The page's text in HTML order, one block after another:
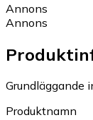
Annons
Annons
Grundläggande
Produktnamn